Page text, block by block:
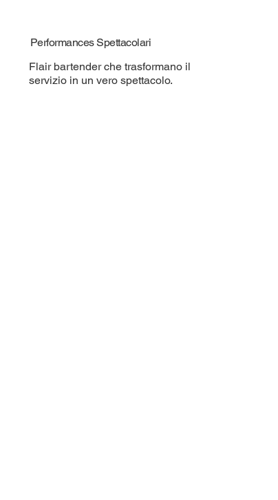
Performances Spettacolari
Flair bartender che trasformano il
servizio in un vero spettacolo.